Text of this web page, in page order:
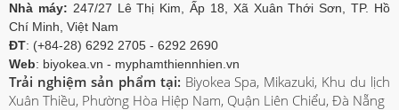
Nhà máy: 247/27 Lê Thị Kim, Ấp 18, Xã Xuân Thới Sơn, TP. Hồ
Chí Minh, Việt Nam
ĐT: (+84-28) 6292 2705 - 6292 2690
Web: biyokea.vn - myphamthiennhien.vn
Trải nghiệm sản phẩm tại: Biyokea Spa, Mikazuki, Khu du lịch
Xuân Thiều, Phường Hòa Hiệp Nam, Quận Liên Chiểu, Đà Nẵng